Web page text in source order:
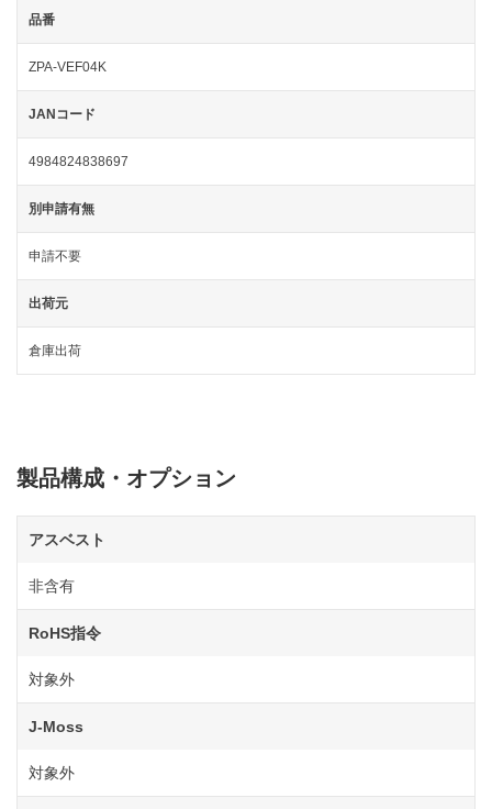
品番
ZPA-VEF04K
JANコード
4984824838697
別申請有無
申請不要
出荷元
倉庫出荷
製品構成・オプション
アスベスト
非含有
RoHS指令
対象外
J-Moss
対象外